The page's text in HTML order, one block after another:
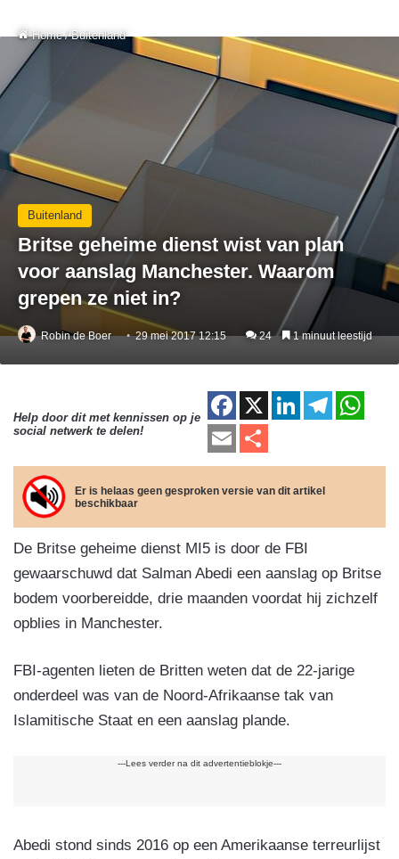
Home / Buitenland
Buitenland
Britse geheime dienst wist van plan
voor aanslag Manchester. Waarom
grepen ze niet in?
Robin de Boer 29 mei 2017 12:15 24 1 minuut leestijd
Help door dit met kennissen op je
social netwerk te delen!
F
a
c
e
b
o
o
k
X
Li
k
e
dI
n
T
e
a
at
A
p
E
m
ail
el
e
n
Er is helaas geen gesproken versie van dit artikel
beschikbaar
De Britse geheime dienst MI5 is door de FBI
gewaarschuwd dat Salman Abedi een aanslag op Britse
bodem voorbereidde, drie maanden voordat hij zichzelf
opblies in Manchester.
FBI-agenten lieten de Britten weten dat de 22-jarige
onderdeel was van de Noord-Afrikaanse tak van
Islamitische Staat en een aanslag plande.
---Lees verder na dit advertentieblokje---
Abedi stond sinds 2016 op een Amerikaanse terreurlijst